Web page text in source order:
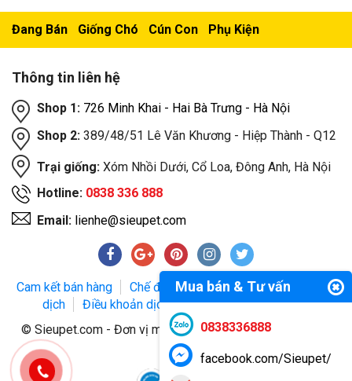
Đang Bán Giống Chó Cún Con Phụ Kiện
Thông tin liên hệ
Shop 1: 726 Minh Khai - Hai Bà Trưng - Hà Nội
Shop 2: 389/48/51 Lê Văn Khương - Hiệp Thành - Q12
Trại giống: Xóm Nhồi Dưới, Cổ Loa, Đông Anh, Hà Nội
Hotline: 0838 336 888
Email: lienhe@sieupet.com
Cam kết bán hàng Chế độ bảo hành
Phương thức giao
dịch
Điều khoản dịch vụ
Chính sách bảo mật
© Sieupet.com - Đơn vị mua bán thú cưng uy tín trên toàn
quốc.
Mua bán & Tư vấn
0838336888
facebook.com/Sieupet/